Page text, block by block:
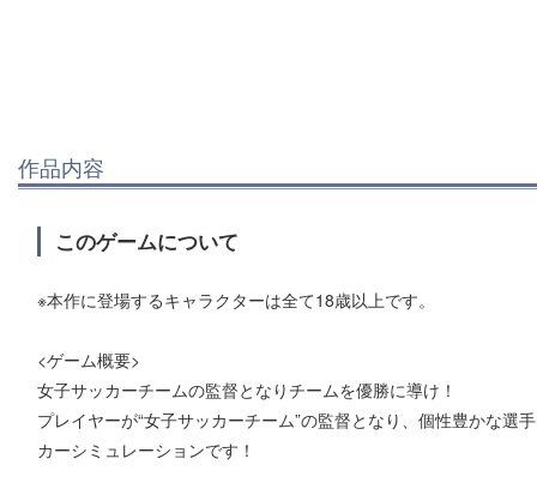
作品内容
このゲームについて
※本作に登場するキャラクターは全て18歳以上です。
<ゲーム概要>
女子サッカーチームの監督となりチームを優勝に導け！
プレイヤーが“女子サッカーチーム”の監督となり、個性豊かな選
カーシミュレーションです！